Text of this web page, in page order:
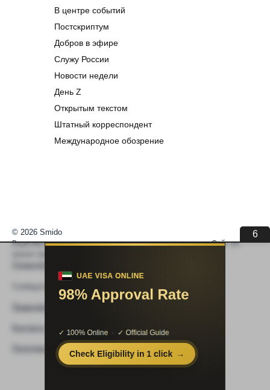
В центре событий
Постскриптум
Добров в эфире
Служу России
Новости недели
День Z
Открытым текстом
Штатный корреспондент
Международное обозрение
6
© 2026 Smido
Видеоматериалы встраиваются из открытых источников. Сайт не
Видео не работает
Политика конфиденциальности